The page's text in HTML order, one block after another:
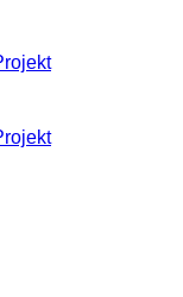
der Übersicht